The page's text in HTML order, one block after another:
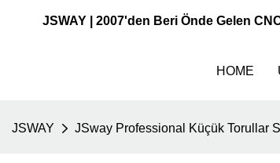
JSWAY | 2007'den Beri Önde Gelen
HOME
JSWAY JSway Professional Küçük Torullar